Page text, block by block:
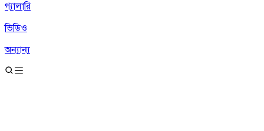
গ্যালারি
ভিডিও
অন্যান্য